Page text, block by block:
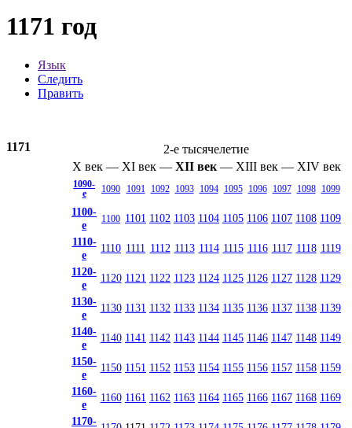
1171 год
Язык
Следить
Править
2-е тысячелетие
X век— XI век— XII век— XIII век— XIV век
1090-
е
1090 1091 1092 1093 1094 1095 1096 1097 1098 1099
1100-
е
1100 1101 1102 1103 1104 1105 1106 1107 1108 1109
1110-
е
1110 1111 1112 1113 1114 1115 1116 1117 1118 1119
1120-
е
1120 1121 1122 1123 1124 1125 1126 1127 1128 1129
1130-
е
1130 1131 1132 1133 1134 1135 1136 1137 1138 1139
1140-
е
1140 1141 1142 1143 1144 1145 1146 1147 1148 1149
1150-
е
1150 1151 1152 1153 1154 1155 1156 1157 1158 1159
1160-
е
1160 1161 1162 1163 1164 1165 1166 1167 1168 1169
1170-
1171